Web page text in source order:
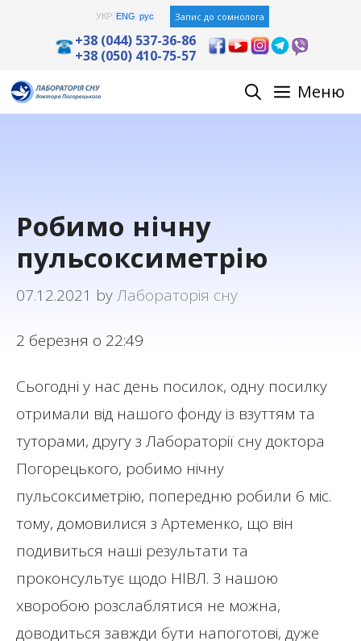
УКР ENG рус Запис до сомнолога
+38 (044) 537-36-86
+38 (050) 410-75-57
Меню
Робимо нічну
пульсоксиметрію
07.12.2021 byЛабораторія сну
2 березня о 22:49
Сьогодні у нас день посилок, одну посилку
отримали від нашого фонду із взуттям та
туторами, другу з Лабораторії сну доктора
Погорецького, робимо нічну
пульсоксиметрію, попередню робили 6 міс.
тому, домовилися з Артеменко, що він
подивиться наші результати та
проконсультує щодо НІВЛ. З нашою
хворобою розслаблятися не можна,
доводиться завжди бути напоготові, дуже